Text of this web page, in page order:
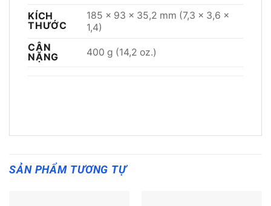
KÍCH
THƯỚC
185 x 93 x 35,2 mm (7,3 x 3,6 x
1,4)
CÂN
NẶNG
400 g (14,2 oz.)
SẢN PHẨM TƯƠNG TỰ